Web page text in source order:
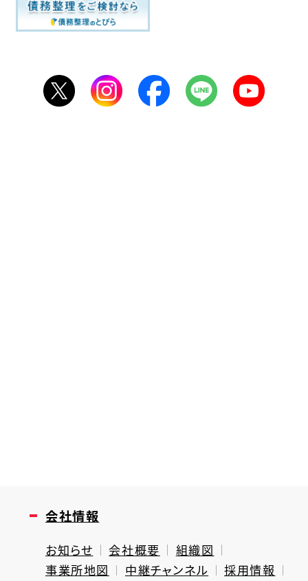
会社情報
お知らせ 会社概要
組織図
事業所地図
中継チャンネル
採用情報